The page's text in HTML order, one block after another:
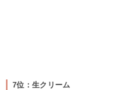
7位：生クリーム